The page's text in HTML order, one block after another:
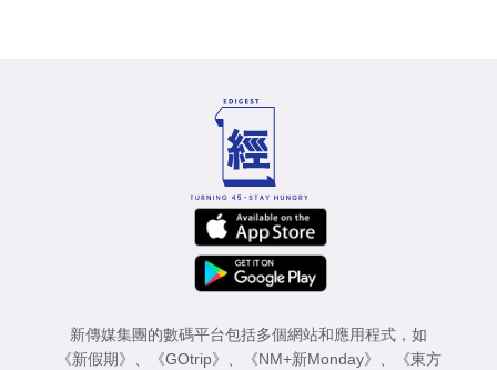
新傳媒集團的數碼平台包括多個網站和應用程式，如
《新假期》
《GOtrip》 《NM+新Monday》
《東方